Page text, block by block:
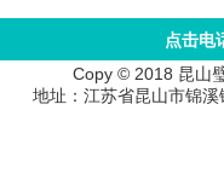
点击电
Copy © 2018 昆山
地址：江苏省昆山市锦